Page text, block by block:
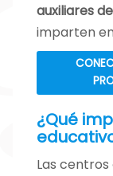
auxiliares
imparten
¿Qué
Las